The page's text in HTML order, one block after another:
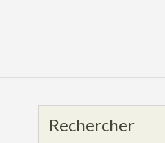
Rechercher